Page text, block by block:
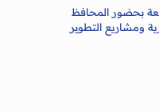
بحضور المحافظ
ومشاريع التطوير